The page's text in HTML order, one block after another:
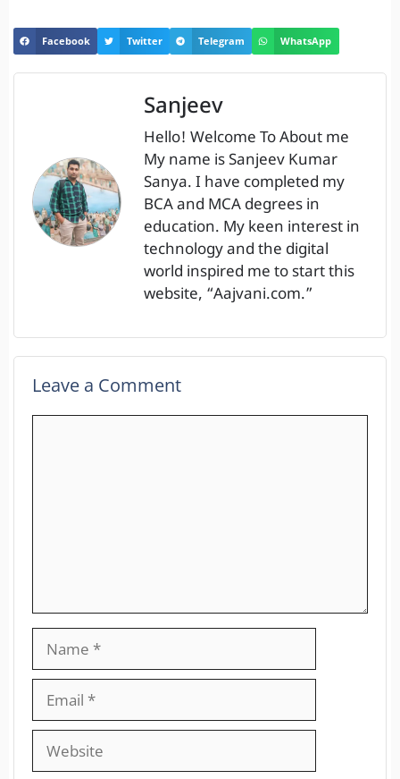
Facebook Twitter Telegram WhatsApp
Sanjeev
Hello! Welcome To About me
My name is Sanjeev Kumar
Sanya. I have completed my
BCA and MCA degrees in
education. My keen interest in
technology and the digital
world inspired me to start this
website, “Aajvani.com.”
Leave a Comment